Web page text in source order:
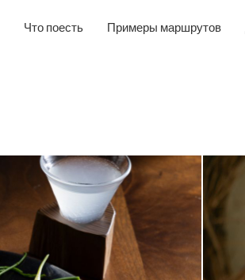
Что поесть Примеры маршрутов